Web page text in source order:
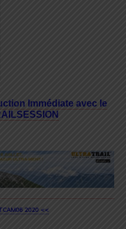
Immédiate avec le
2020 <<